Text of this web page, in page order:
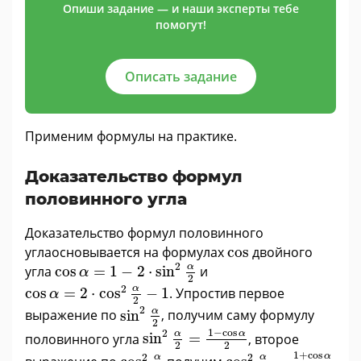
Опиши задание — и наши эксперты тебе
помогут!
Описать задание
Применим формулы на практике.
Доказательство формул
половинного угла
Доказательство формул половинного
углаосновывается на формулахcos
cos двойного
угла cos α = 1 − 2 ⋅ sin2 α
2
cosα=1-2·sin2α 2
и
cos α = 2 ⋅ cos2 α
2 − 1
cos cos 2 -1
. Упростив первое
выражение по sin2 α
2
sin2 α, получим саму формулу
половинного угла sin2 α
2 = 1−cosα
2
sin2 α = -cosα 2
, второе
2 α
cos2 α 2 α 1+cosα
cos2α2=1+cosα